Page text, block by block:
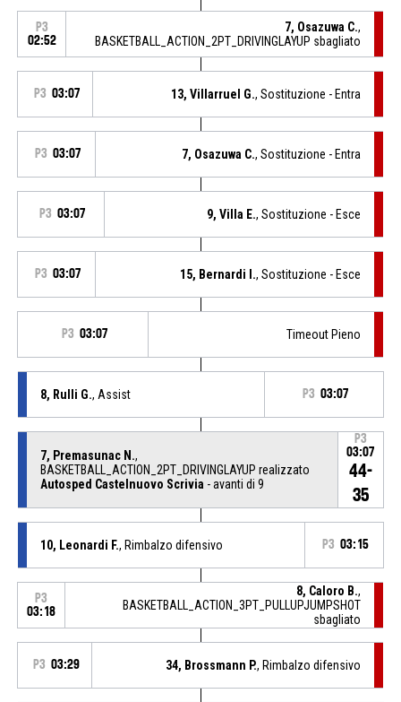
P3
02:52
7, Osazuwa C.,
BASKETBALL_ACTION_2PT_DRIVINGLAYUP sbagliato
P3 03:07 13, Villarruel G., Sostituzione - Entra
P3 03:07 7, Osazuwa C., Sostituzione - Entra
P3 03:07 9, Villa E., Sostituzione - Esce
P3 03:07 15, Bernardi I., Sostituzione - Esce
P3 03:07 Timeout Pieno
8, Rulli G., Assist P3 03:07
7, Premasunac N.,
BASKETBALL_ACTION_2PT_DRIVINGLAYUP realizzato
Autosped Castelnuovo Scrivia - avanti di 9
P3
03:07
44-
35
10, Leonardi F., Rimbalzo difensivo P3 03:15
P3
03:18
8, Caloro B.,
BASKETBALL_ACTION_3PT_PULLUPJUMPSHOT
sbagliato
P3 03:29 34, Brossmann P., Rimbalzo difensivo